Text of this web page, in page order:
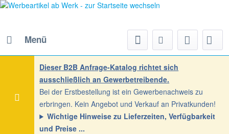
Menü
Dieser B2B Anfrage-Katalog richtet sich
ausschließlich an Gewerbetreibende.
Bei der Erstbestellung ist ein Gewerbenachweis zu
erbringen. Kein Angebot und Verkauf an Privatkunden!
Wichtige Hinweise zu Lieferzeiten, Verfügbarkeit
und Preise